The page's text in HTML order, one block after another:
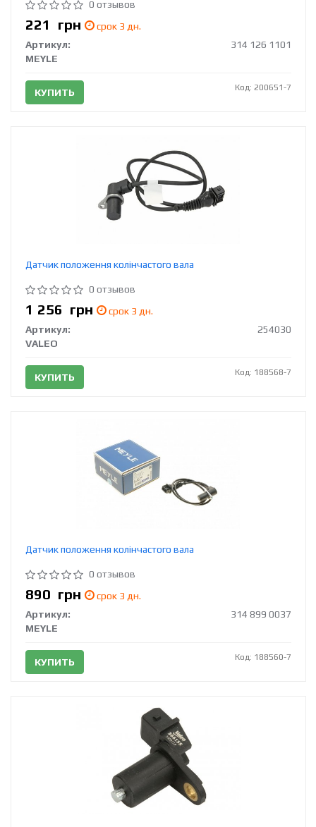
0 отзывов
221 грн
срок 3 дн.
Артикул:
314 126 1101
MEYLE
КУПИТЬ Код: 200651-7
Датчик положення колінчастого вала
0 отзывов
1 256 грн
срок 3 дн.
Артикул:
254030
VALEO
КУПИТЬ Код: 188568-7
Датчик положення колінчастого вала
0 отзывов
890 грн
срок 3 дн.
Артикул:
314 899 0037
MEYLE
КУПИТЬ Код: 188560-7